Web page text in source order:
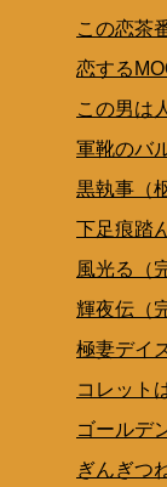
この恋茶
恋する
この男は
軍靴のバ
黒執事（
下足痕踏
風光る（
輝夜伝（
極妻デイ
コレット
ゴールデ
ぎんぎつ